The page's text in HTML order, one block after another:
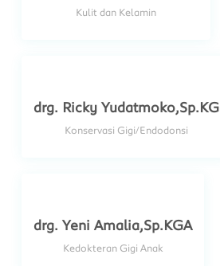
Kulit dan Kelamin
drg. Ricky Yudatmoko,Sp.KG
Konservasi Gigi/Endodonsi
drg. Yeni Amalia,Sp.KGA
Kedokteran Gigi Anak